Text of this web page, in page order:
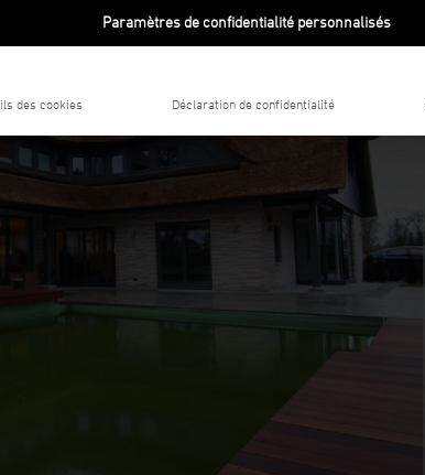
Paramètres de confidentialité personnalisés
des cookies Déclaration de confidentialité